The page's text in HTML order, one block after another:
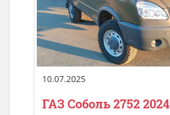
10.07.2025
ГАЗ Соболь 2752 2024